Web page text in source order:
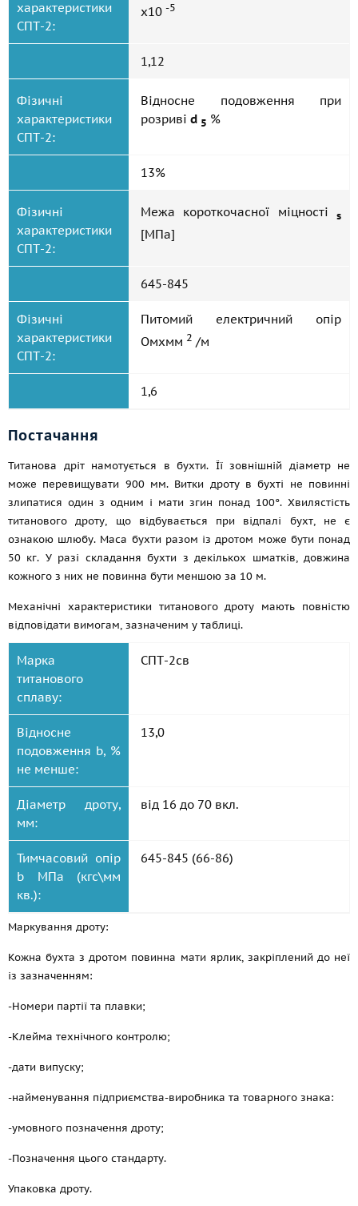
характеристики
СПТ-2:
x10 -5
1,12
Фізичні
характеристики
СПТ-2:
Відносне подовження при
розриві d 5 %
13%
Фізичні
характеристики
СПТ-2:
Межа короткочасної міцності s
[МПа]
645-845
Фізичні
характеристики
СПТ-2:
Питомий електричний опір
Омxмм 2 /м
1,6
Постачання
Титанова дріт намотується в бухти. Її зовнішній діаметр не
може перевищувати 900 мм. Витки дроту в бухті не повинні
злипатися один з одним і мати згин понад 100°. Хвилястість
титанового дроту, що відбувається при відпалі бухт, не є
ознакою шлюбу. Маса бухти разом із дротом може бути понад
50 кг. У разі складання бухти з декількох шматків, довжина
кожного з них не повинна бути меншою за 10 м.
Механічні характеристики титанового дроту мають повністю
відповідати вимогам, зазначеним у таблиці.
Марка
титанового
сплаву:
СПТ-2св
Відносне
подовження b, %
не менше:
13,0
Діаметр дроту,
мм:
від 16 до 70 вкл.
Тимчасовий опір
b МПа (кгс\мм
кв.):
645-845 (66-86)
Маркування дроту:
Кожна бухта з дротом повинна мати ярлик, закріплений до неї
із зазначенням:
-Номери партії та плавки;
-Клейма технічного контролю;
-дати випуску;
-найменування підприємства-виробника та товарного знака:
-умовного позначення дроту;
-Позначення цього стандарту.
Упаковка дроту.